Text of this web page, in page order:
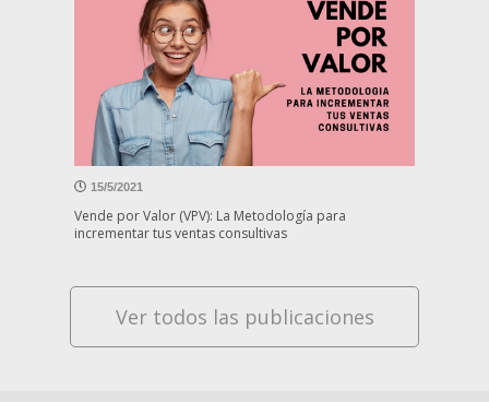
15/5/2021
Vende por Valor (VPV): La Metodología para
incrementar tus ventas consultivas
Ver todos las publicaciones